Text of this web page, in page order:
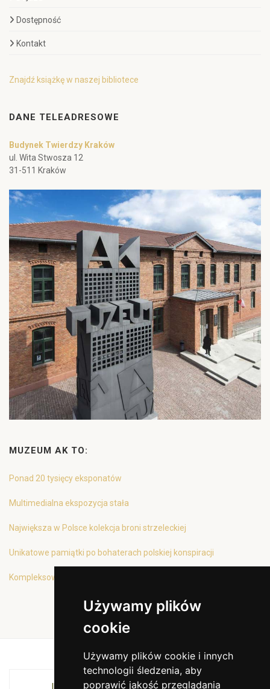
Używamy plików
cookie
Używamy plików cookie i innych
technologii śledzenia, aby
poprawić jakość przeglądania
Dostępność
Kontakt
Znajdź książkę w naszej bibliotece
DANE TELEADRESOWE
Budynek Twierdzy Kraków
ul. Wita Stwosza 12
31-511 Kraków
MUZEUM AK TO:
Ponad 20 tysięcy eksponatów
Multimedialna ekspozycja stała
Największa w Polsce kolekcja broni strzeleckiej
Unikatowe pamiątki po bohaterach polskiej konspiracji
Kompleksowa oferta edukacyjna
INSTYTUCJA KULTURY MIASTA KRAKOWA I